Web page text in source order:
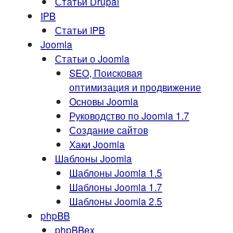
IPB
Статьи IPB
Joomla
Статьи о Joomla
SEO, Поисковая
оптимизация и продвижение
Основы Joomla
Руководство по Joomla 1.7
Создание сайтов
Хаки Joomla
Шаблоны Joomla
Шаблоны Joomla 1.5
Шаблоны Joomla 1.7
Шаблоны Joomla 2.5
phpBB
phpBBex